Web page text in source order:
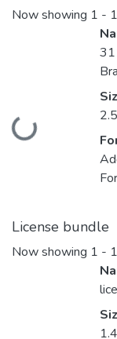
Now showing 1 -
Loading...
License bundle
Now showing 1 -